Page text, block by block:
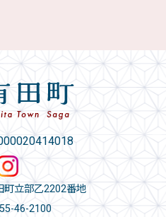
立部乙2202番地
46-2100